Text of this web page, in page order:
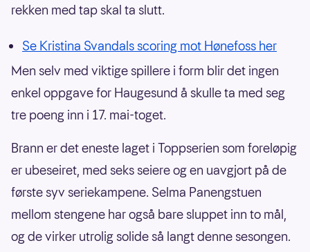
rekken med tap skal ta slutt.
Se Kristina Svandals scoring mot Hønefoss her
Men selv med viktige spillere i form blir det ingen
enkel oppgave for Haugesund å skulle ta med seg
tre poeng inn i 17. mai-toget.
Brann er det eneste laget i Toppserien som foreløpig
er ubeseiret, med seks seiere og en uavgjort på de
første syv seriekampene. Selma Panengstuen
mellom stengene har også bare sluppet inn to mål,
og de virker utrolig solide så langt denne sesongen.